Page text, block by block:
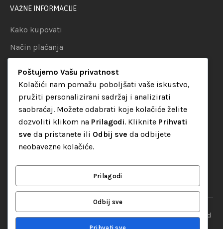
VAŽNE INFORMACIJE
Kako kupovati
Način plaćanja
Politika privatnosti
KATEGORIJE
Audio oprema
LED dekorativna rasvjeta
“Set Up S” d.o.o. Tuzla, sva prava pridržana© 2026 || Designed
Poštujemo Vašu privatnost
Kolačići nam pomažu poboljšati vaše iskustvo,
pružiti personalizirani sadržaj i analizirati
saobraćaj. Možete odabrati koje kolačiće želite
dozvoliti klikom na Prilagodi. Kliknite Prihvati
sve da pristanete ili Odbij sve da odbijete
neobavezne kolačiće.
Prilagodi
Odbij sve
Prihvati sve